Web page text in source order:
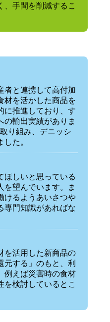
、手間を削減するこ
者と連携して高付加
材を活かした商品を
に推進しており、す
の輸出実績がありま
り組み、デニッシ
た。
ほしいと思っている
を望んでいます。ま
けるようあいさつや
専門知識があればな
を活用した新商品の
元する」のもと、利
例えば災害時の食材
を検討しているとこ